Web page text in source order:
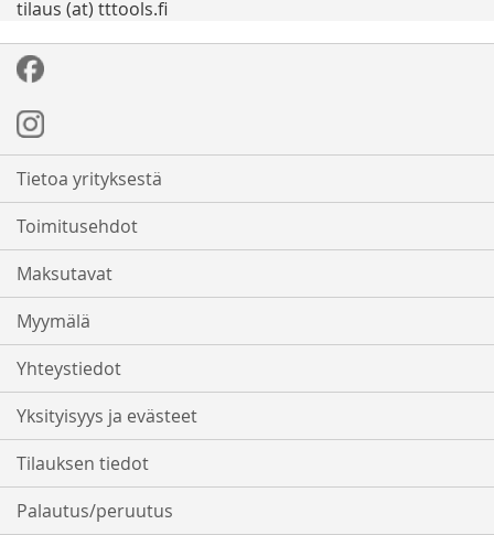
tilaus (at) tttools.fi
Tietoa yrityksestä
Toimitusehdot
Maksutavat
Myymälä
Yhteystiedot
Yksityisyys ja evästeet
Tilauksen tiedot
Palautus/peruutus